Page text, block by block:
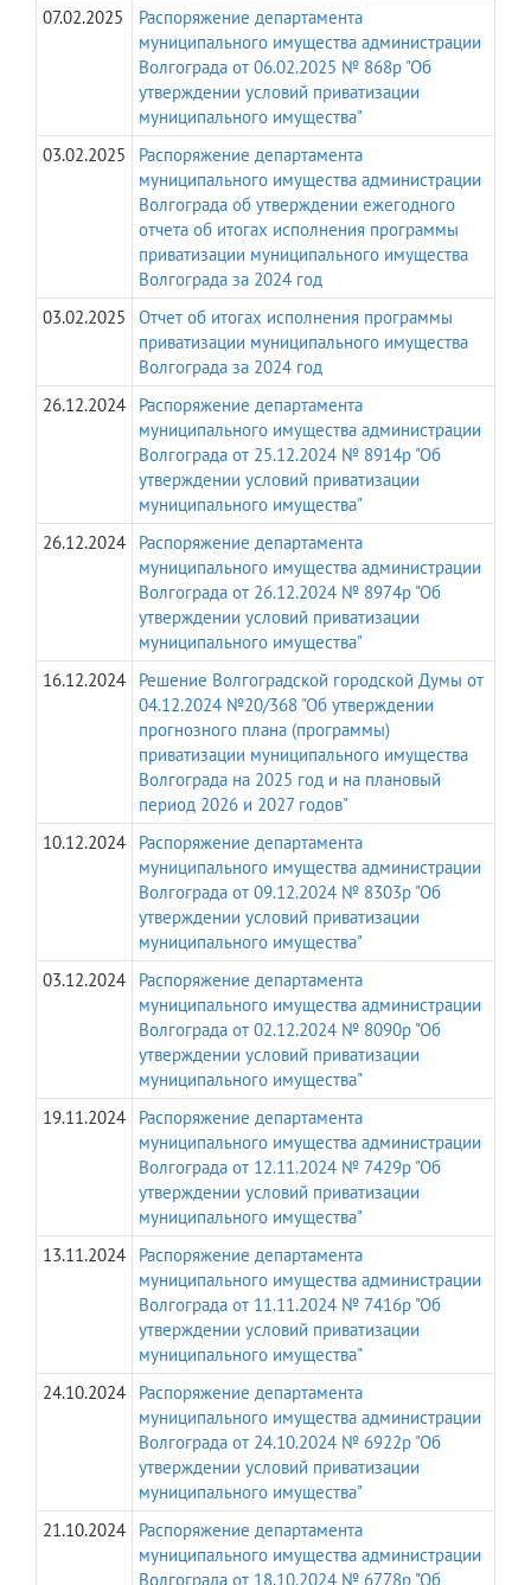
07.02.2025
Распоряжение департамента
муниципального имущества администрации
Волгограда от 06.02.2025 № 868р "Об
утверждении условий приватизации
муниципального имущества"
03.02.2025
Распоряжение департамента
муниципального имущества администрации
Волгограда об утверждении ежегодного
отчета об итогах исполнения программы
приватизации муниципального имущества
Волгограда за 2024 год
03.02.2025
Отчет об итогах исполнения программы
приватизации муниципального имущества
Волгограда за 2024 год
26.12.2024
Распоряжение департамента
муниципального имущества администрации
Волгограда от 25.12.2024 № 8914р "Об
утверждении условий приватизации
муниципального имущества"
26.12.2024
Распоряжение департамента
муниципального имущества администрации
Волгограда от 26.12.2024 № 8974р "Об
утверждении условий приватизации
муниципального имущества"
16.12.2024
Решение Волгоградской городской Думы от
04.12.2024 №20/368 "Об утверждении
прогнозного плана (программы)
приватизации муниципального имущества
Волгограда на 2025 год и на плановый
период 2026 и 2027 годов"
10.12.2024
Распоряжение департамента
муниципального имущества администрации
Волгограда от 09.12.2024 № 8303р "Об
утверждении условий приватизации
муниципального имущества"
03.12.2024
Распоряжение департамента
муниципального имущества администрации
Волгограда от 02.12.2024 № 8090р "Об
утверждении условий приватизации
муниципального имущества"
19.11.2024
Распоряжение департамента
муниципального имущества администрации
Волгограда от 12.11.2024 № 7429р "Об
утверждении условий приватизации
муниципального имущества"
13.11.2024
Распоряжение департамента
муниципального имущества администрации
Волгограда от 11.11.2024 № 7416р "Об
утверждении условий приватизации
муниципального имущества"
24.10.2024
Распоряжение департамента
муниципального имущества администрации
Волгограда от 24.10.2024 № 6922р "Об
утверждении условий приватизации
муниципального имущества"
21.10.2024
Распоряжение департамента
муниципального имущества администрации
Волгограда от 18.10.2024 № 6778р "Об